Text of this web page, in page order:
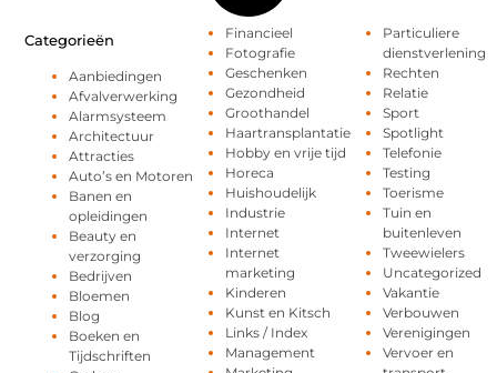
Categorieën
Aanbiedingen
Afvalverwerking
Alarmsysteem
Architectuur
Attracties
Auto’s en Motoren
Banen en
opleidingen
Beauty en
verzorging
Bedrijven
Bloemen
Blog
Boeken en
Tijdschriften
Financieel
Fotografie
Geschenken
Gezondheid
Groothandel
Haartransplantatie
Hobby en vrije tijd
Horeca
Huishoudelijk
Industrie
Internet
Internet
marketing
Kinderen
Kunst en Kitsch
Links / Index
Management
Particuliere
dienstverlening
Rechten
Relatie
Sport
Spotlight
Telefonie
Testing
Toerisme
Tuin en
buitenleven
Tweewielers
Uncategorized
Vakantie
Verbouwen
Verenigingen
Vervoer en